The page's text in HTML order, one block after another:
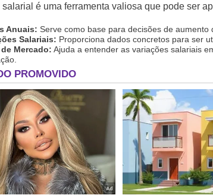
salarial é uma ferramenta valiosa que pode ser
Anuais: Serve como base para decisões de aumento
Salariais: Proporciona dados concretos para ser
Mercado: Ajuda a entender as variações salariais